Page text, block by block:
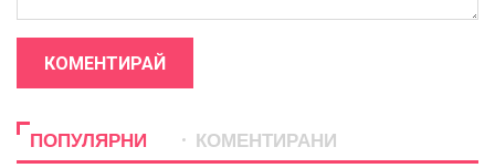
КОМЕНТИРАЙ
ПОПУЛЯРНИ КОМЕНТИРАНИ